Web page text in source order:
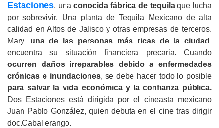
Estaciones, una conocida fábrica de tequila que lucha
por sobrevivir. Una planta de Tequila Mexicano de alta
calidad en Altos de Jalisco y otras empresas de terceros.
Mary, una de las personas más ricas de la ciudad ,
ocurren daños irreparables debido a enfermedades
crónicas e inundaciones
Dos Estaciones está dirigida por el cineasta mexicano
Juan Pablo González, quien debuta en el cine tras dirigir
doc.Caballerango.